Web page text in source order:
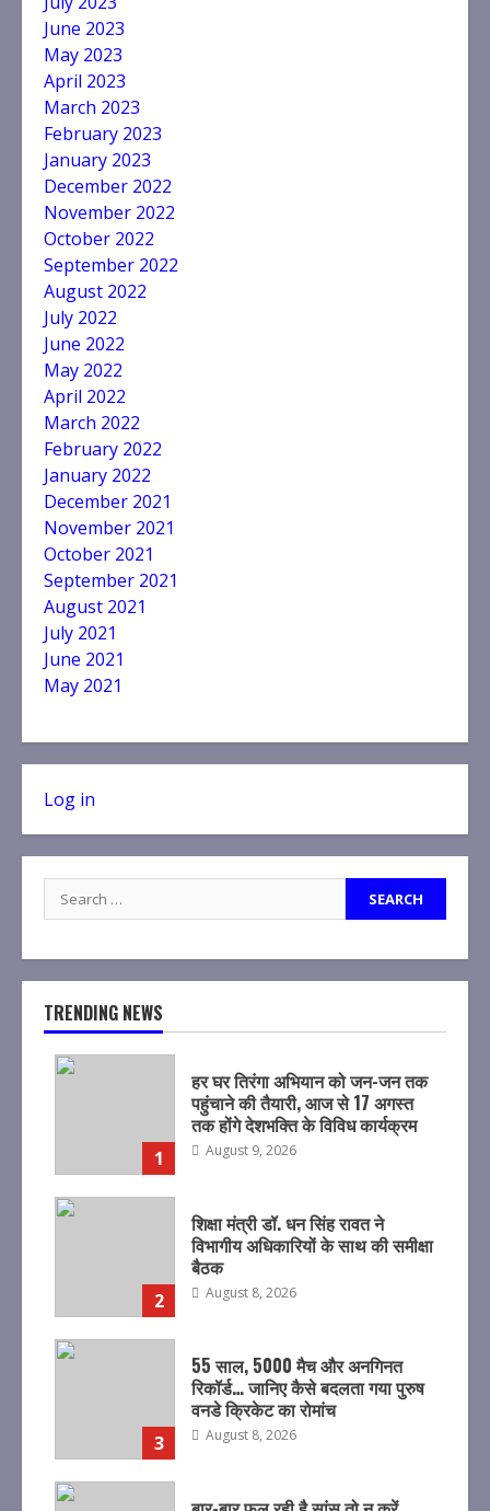
June 2023
May 2023
April 2023
March 2023
February 2023
January 2023
December 2022
November 2022
October 2022
September 2022
August 2022
July 2022
June 2022
May 2022
April 2022
March 2022
February 2022
January 2022
December 2021
November 2021
October 2021
September 2021
August 2021
July 2021
June 2021
May 2021
Log in
Search
for:
TRENDING NEWS
1
हर घर तिरंगा अभियान को जन-जन तक
पहुंचाने की तैयारी, आज से 17 अगस्त
तक होंगे देशभक्ति के विविध कार्यक्रम
August 9, 2026
2
शिक्षा मंत्री डॉ. धन सिंह रावत ने
विभागीय अधिकारियों के साथ की समीक्षा
बैठक
August 8, 2026
3
55 साल, 5000 मैच और अनगिनत
रिकॉर्ड… जानिए कैसे बदलता गया पुरुष
वनडे क्रिकेट का रोमांच
August 8, 2026